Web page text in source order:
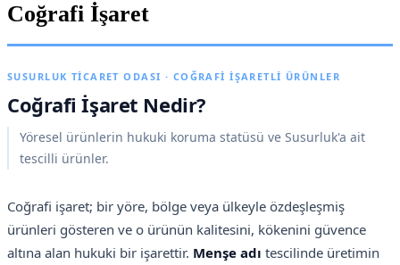
Coğrafi İşaret
SUSURLUK TICARET ODASI · COĞRAFI İŞARETLI ÜRÜNLER
Coğrafi İşaret Nedir?
Yöresel ürünlerin hukuki koruma statüsü ve Susurluk'a ait
tescilli ürünler.
Coğrafi işaret; bir yöre, bölge veya ülkeyle özdeşleşmiş
ürünleri gösteren ve o ürünün kalitesini, kökenini güvence
altına alan hukuki bir işarettir. Menşe adı tescilinde üretimin